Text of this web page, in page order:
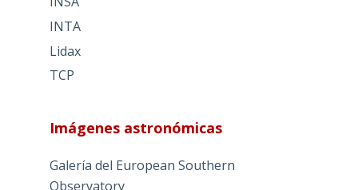
INTA
Lidax
TCP
Imágenes astronómicas
Galería del European Southern
Observatory